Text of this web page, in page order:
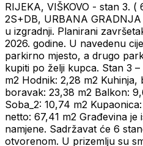
RIJEKA, VIŠKOVO - stan 3.
2S+DB, URBANA GRADNJA
u izgradnji. Planirani
2026. godine. U navedenu
parkirno mjesto, a drugo
kupiti po želji kupca. Stan 3
m2 Hodnik: 2,28 m2 Kuhinja,
boravak: 23,38 m2 Balkon:
Soba_2: 10,74 m2
netto: 67,41 m2 Građevina je
namjene. Sadržavat će 6
otvorenom. U prizemlju su